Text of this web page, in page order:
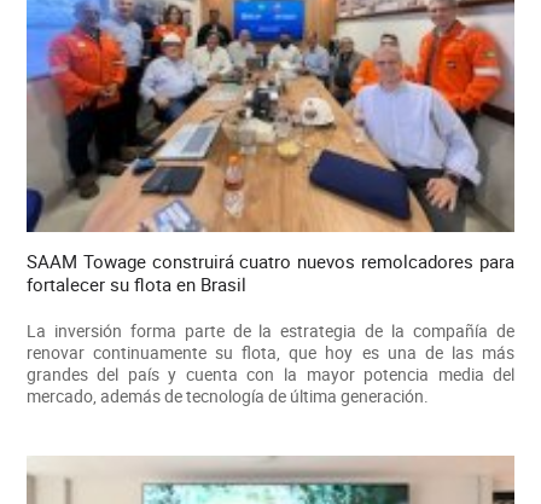
SAAM Towage construirá cuatro nuevos remolcadores para
fortalecer su flota en Brasil
La inversión forma parte de la estrategia de la compañía de
renovar continuamente su flota, que hoy es una de las más
grandes del país y cuenta con la mayor potencia media del
mercado, además de tecnología de última generación.